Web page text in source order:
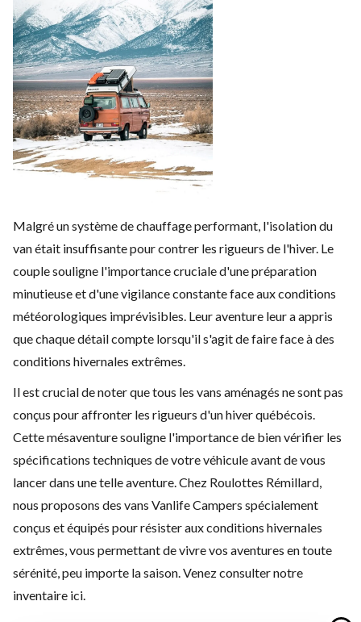
Malgré un système de chauffage performant, l'isolation du
van était insuffisante pour contrer les rigueurs de l'hiver. Le
couple souligne l'importance cruciale d'une préparation
minutieuse et d'une vigilance constante face aux conditions
météorologiques imprévisibles. Leur aventure leur a appris
que chaque détail compte lorsqu'il s'agit de faire face à des
conditions hivernales extrêmes.
Il est crucial de noter que tous les vans aménagés ne sont pas
conçus pour affronter les rigueurs d'un hiver québécois.
Cette mésaventure souligne l'importance de bien vérifier les
spécifications techniques de votre véhicule avant de vous
lancer dans une telle aventure. Chez Roulottes Rémillard,
nous proposons des vans Vanlife Campers spécialement
conçus et équipés pour résister aux conditions hivernales
extrêmes, vous permettant de vivre vos aventures en toute
sérénité, peu importe la saison. Venez consulter notre
inventaire ici.